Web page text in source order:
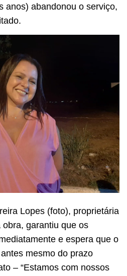
anos) abandonou o serviço,
Lopes (foto), proprietária
garantiu que os
e espera que o
mesmo do prazo
– “Estamos com nossos